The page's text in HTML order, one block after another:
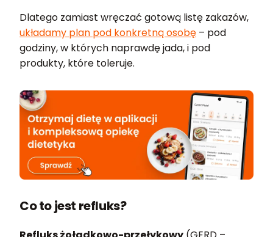
Dlatego zamiast wręczać gotową listę zakazów,
układamy plan pod konkretną osobę – pod
godziny, w których naprawdę jada, i pod
produkty, które toleruje.
Co to jest refluks?